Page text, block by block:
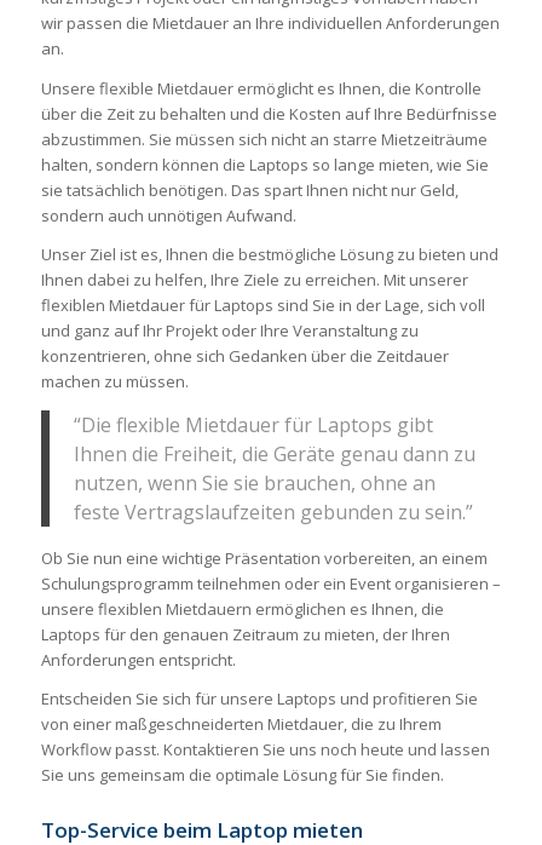
wir passen die Mietdauer an Ihre individuellen Anforderungen
an.
Unsere flexible Mietdauer ermöglicht es Ihnen, die Kontrolle
über die Zeit zu behalten und die Kosten auf Ihre Bedürfnisse
abzustimmen. Sie müssen sich nicht an starre Mietzeiträume
halten, sondern können die Laptops so lange mieten, wie Sie
sie tatsächlich benötigen. Das spart Ihnen nicht nur Geld,
sondern auch unnötigen Aufwand.
Unser Ziel ist es, Ihnen die bestmögliche Lösung zu bieten und
Ihnen dabei zu helfen, Ihre Ziele zu erreichen. Mit unserer
flexiblen Mietdauer für Laptops sind Sie in der Lage, sich voll
und ganz auf Ihr Projekt oder Ihre Veranstaltung zu
konzentrieren, ohne sich Gedanken über die Zeitdauer
machen zu müssen.
“Die flexible Mietdauer für Laptops gibt
Ihnen die Freiheit, die Geräte genau dann zu
nutzen, wenn Sie sie brauchen, ohne an
feste Vertragslaufzeiten gebunden zu sein.”
Ob Sie nun eine wichtige Präsentation vorbereiten, an einem
Schulungsprogramm teilnehmen oder ein Event organisieren –
unsere flexiblen Mietdauern ermöglichen es Ihnen, die
Laptops für den genauen Zeitraum zu mieten, der Ihren
Anforderungen entspricht.
Entscheiden Sie sich für unsere Laptops und profitieren Sie
von einer maßgeschneiderten Mietdauer, die zu Ihrem
Workflow passt. Kontaktieren Sie uns noch heute und lassen
Sie uns gemeinsam die optimale Lösung für Sie finden.
Top-Service beim Laptop mieten